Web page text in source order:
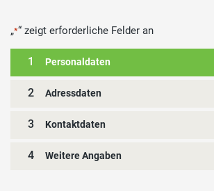
„*“ zeigt erforderliche Felder an
1 Personaldaten
2 Adressdaten
3 Kontaktdaten
4 Weitere Angaben